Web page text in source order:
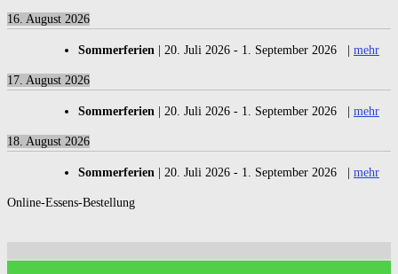
16. August 2026
Sommerferien 20. Juli 2026 - 1. September 2026 mehr
17. August 2026
Sommerferien 20. Juli 2026 - 1. September 2026 mehr
18. August 2026
Sommerferien 20. Juli 2026 - 1. September 2026 mehr
Online-Essens-Bestellung